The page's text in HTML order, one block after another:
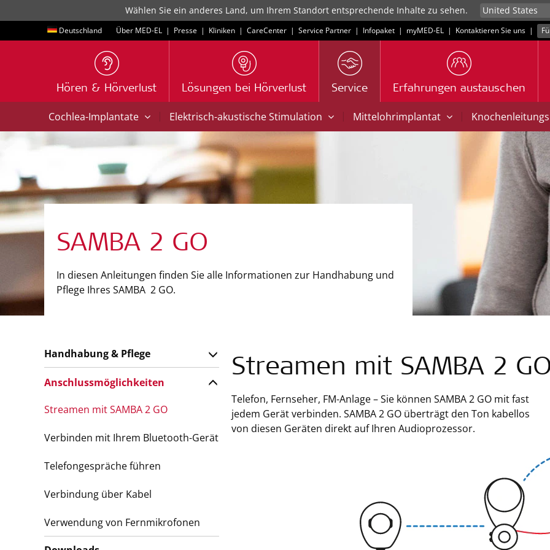
Wählen Sie ein anderes Land, um Ihrem Standort entsprechende Inhalte zu sehen.
Deutschland Über MED-EL | Presse | Kliniken | CareCenter | Service Partner | Infopaket | myMED‑EL | Kontaktieren Sie uns |
Hören & Hörverlust Lösungen bei Hörverlust Service Erfahrungen austauschen
Cochlea-Implantate | Elektrisch-akustische Stimulation | Mittelohrimplantat |
SAMBA 2 GO
In diesen Anleitungen finden Sie alle Informationen zur Handhabung und
Pflege Ihres SAMBA 2 GO.
Streamen mit SAMBA 2
Telefon, Fernseher, FM-Anlage – Sie können SAMBA 2 GO mit fast
jedem Gerät verbinden. SAMBA 2 GO überträgt den Ton kabellos
von diesen Geräten direkt auf Ihren Audioprozessor.
Handhabung & Pflege
Anschlussmöglichkeiten
Streamen mit SAMBA 2 GO
Verbinden mit Ihrem Bluetooth-Gerät
Telefongespräche führen
Verbindung über Kabel
Verwendung von Fernmikrofonen